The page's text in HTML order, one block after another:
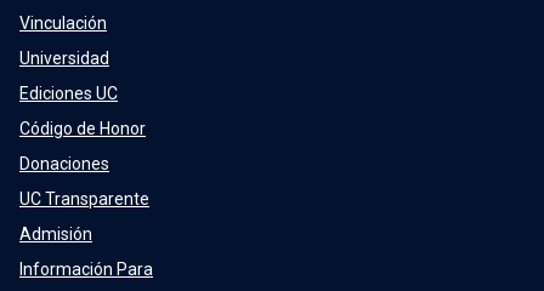
Vinculación
Universidad
Ediciones UC
Código de Honor
Donaciones
UC Transparente
Admisión
Información Para